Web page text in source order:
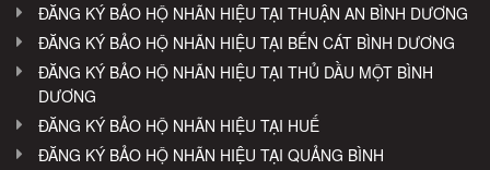
ĐĂNG KÝ BẢO HỘ NHÃN HIỆU TẠI THUẬN AN BÌNH DƯƠNG
ĐĂNG KÝ BẢO HỘ NHÃN HIỆU TẠI BẾN CÁT BÌNH DƯƠNG
ĐĂNG KÝ BẢO HỘ NHÃN HIỆU TẠI THỦ DẦU MỘT BÌNH
DƯƠNG
ĐĂNG KÝ BẢO HỘ NHÃN HIỆU TẠI HUẾ
ĐĂNG KÝ BẢO HỘ NHÃN HIỆU TẠI QUẢNG BÌNH